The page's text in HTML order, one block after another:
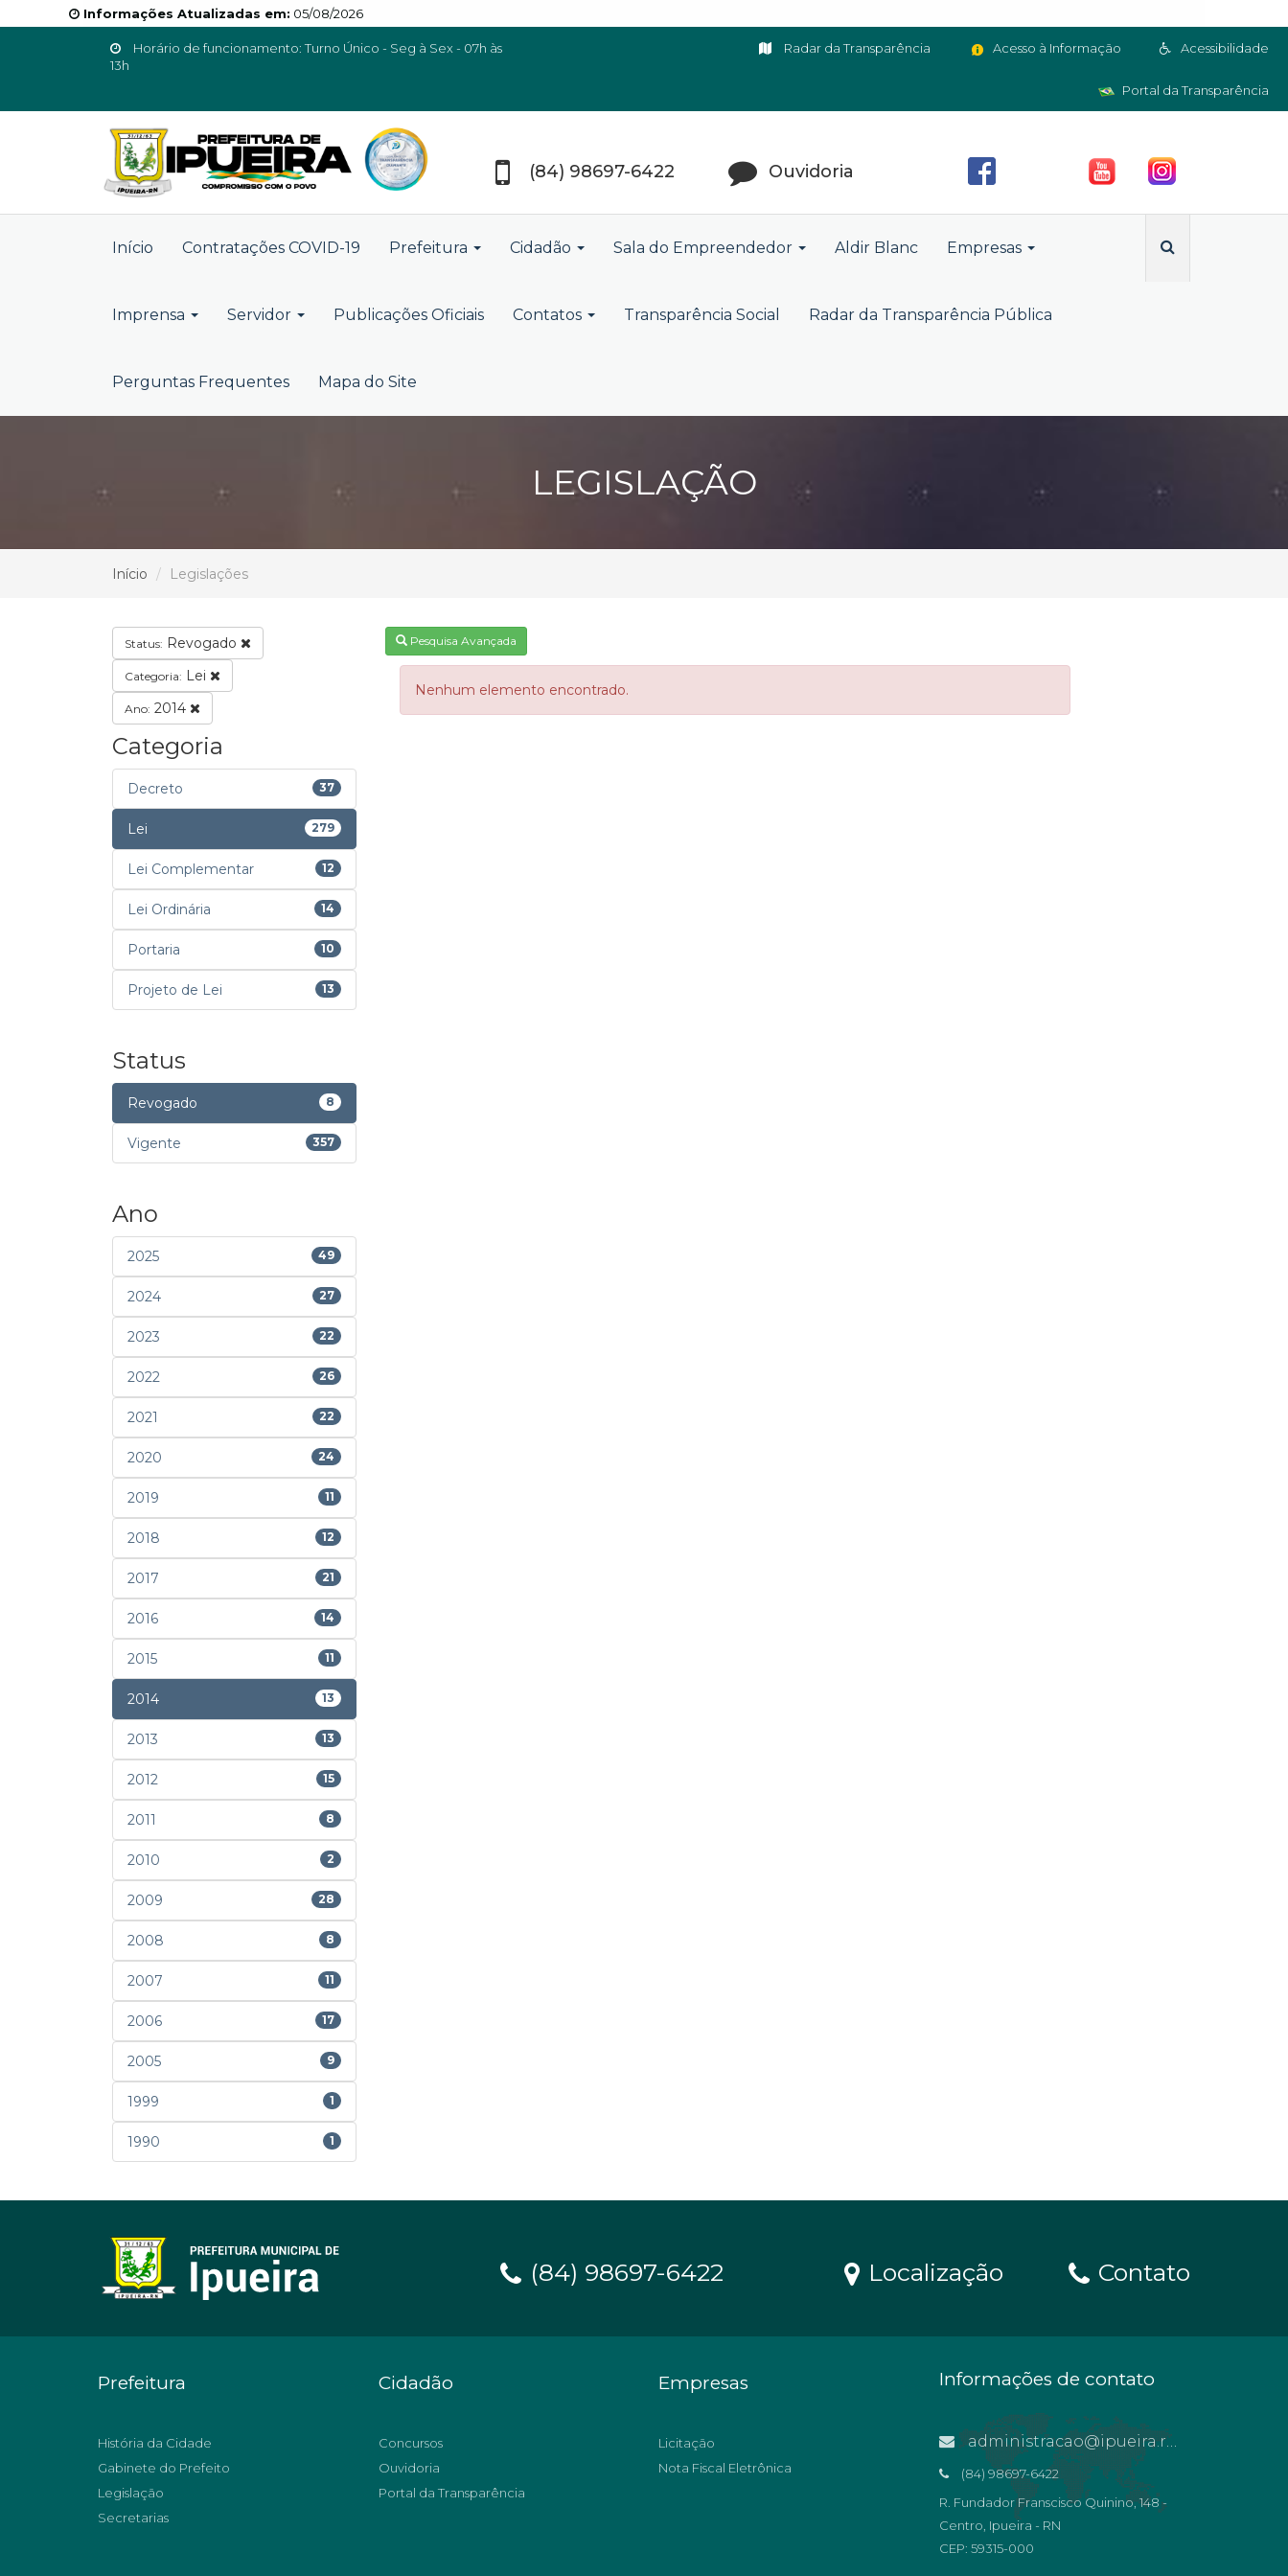
Informações Atualizadas em: 05/08/2026
Horário de funcionamento: Turno Único - Seg à Sex - 07h às
13h
Acessibilidade
Acesso à Informação
Radar da Transparência
Portal da Transparência
(84) 98697-6422 Ouvidoria
Início Contratações COVID-19 Prefeitura Cidadão Sala do Empreendedor Aldir Blanc Empresas
Imprensa Servidor Publicações Oficiais Contatos Transparência Social Radar da Transparência Pública
Perguntas Frequentes Mapa do Site
LEGISLAÇÃO
Início Legislações
Status: Revogado
Categoria: Lei
Ano: 2014
Categoria
Decreto 37
Lei 279
Lei Complementar 12
Lei Ordinária 14
Portaria 10
Projeto de Lei 13
Status
Revogado 8
Vigente 357
Ano
2025 49
2024 27
2023 22
2022 26
2021 22
2020 24
2019 11
2018 12
2017 21
2016 14
2015 11
2014 13
2013 13
2012 15
2011 8
2010 2
2009 28
2008 8
2007 11
2006 17
2005 9
1999 1
1990 1
Pesquisa Avançada
Nenhum elemento encontrado.
(84) 98697-6422 Localização Contato
Prefeitura
História da Cidade
Gabinete do Prefeito
Legislação
Secretarias
Cidadão
Concursos
Ouvidoria
Portal da Transparência
Empresas
Licitação
Nota Fiscal Eletrônica
Informações de contato
administracao@ipueira.rn.gov.br
(84) 98697-6422
R. Fundador Franscisco Quinino, 148 -
Centro, Ipueira - RN
CEP: 59315-000